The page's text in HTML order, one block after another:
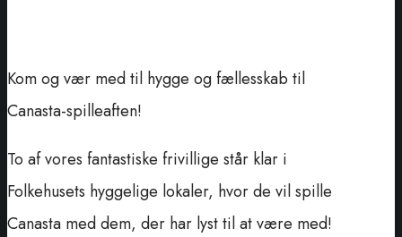
Kom og vær med til hygge og fællesskab til
Canasta-spilleaften!
To af vores fantastiske frivillige står klar i
Folkehusets hyggelige lokaler, hvor de vil spille
Canasta med dem, der har lyst til at være med!